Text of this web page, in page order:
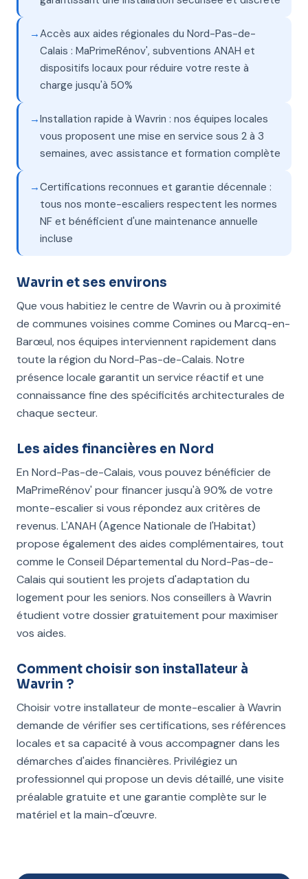
Accès aux aides régionales du Nord-Pas-de-
Calais : MaPrimeRénov', subventions ANAH et
dispositifs locaux pour réduire votre reste à
charge jusqu'à 50%
Installation rapide à Wavrin : nos équipes locales
vous proposent une mise en service sous 2 à 3
semaines, avec assistance et formation complète
Certifications reconnues et garantie décennale :
tous nos monte-escaliers respectent les normes
NF et bénéficient d'une maintenance annuelle
incluse
Wavrin et ses environs
Que vous habitiez le centre de Wavrin ou à proximité
de communes voisines comme Comines ou Marcq-en-
Barœul, nos équipes interviennent rapidement dans
toute la région du Nord-Pas-de-Calais. Notre
présence locale garantit un service réactif et une
connaissance fine des spécificités architecturales de
chaque secteur.
Les aides financières en Nord
En Nord-Pas-de-Calais, vous pouvez bénéficier de
MaPrimeRénov' pour financer jusqu'à 90% de votre
monte-escalier si vous répondez aux critères de
revenus. L'ANAH (Agence Nationale de l'Habitat)
propose également des aides complémentaires, tout
comme le Conseil Départemental du Nord-Pas-de-
Calais qui soutient les projets d'adaptation du
logement pour les seniors. Nos conseillers à Wavrin
étudient votre dossier gratuitement pour maximiser
vos aides.
Comment choisir son installateur à
Wavrin ?
Choisir votre installateur de monte-escalier à Wavrin
demande de vérifier ses certifications, ses références
locales et sa capacité à vous accompagner dans les
démarches d'aides financières. Privilégiez un
professionnel qui propose un devis détaillé, une visite
préalable gratuite et une garantie complète sur le
matériel et la main-d'œuvre.